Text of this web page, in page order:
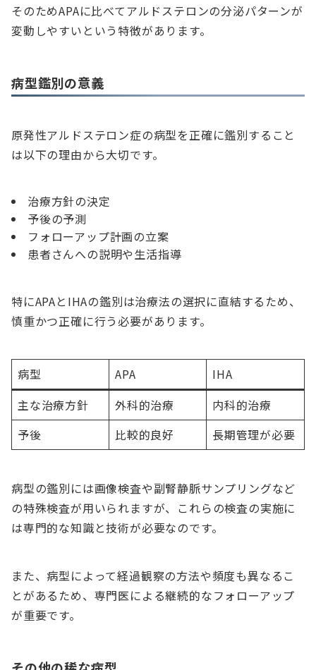
そのためAPAに比べてアルドステロンの分泌パターンが
変動しやすいという特徴があります。
病型鑑別の意義
原発性アルドステロン症の病型を正確に鑑別すること
は以下の理由から大切です。
治療方針の決定
予後の予測
フォローアップ計画の立案
患者さんへの説明や生活指導
特にAPAとIHAの鑑別は治療法の選択に直結するため、
慎重かつ正確に行う必要があります。
病型 APA
IHA
主な治療方針
外科的治療
内科的治療
予後
比較的良好 長期管理が必要
病型の鑑別には画像検査や副腎静脈サンプリングなど
の特殊検査が用いられますが、これらの検査の実施に
は専門的な知識と技術が必要なのです。
また、病型によって経過観察の方法や頻度も異なるこ
とがあるため、専門医による継続的なフォローアップ
が重要です。